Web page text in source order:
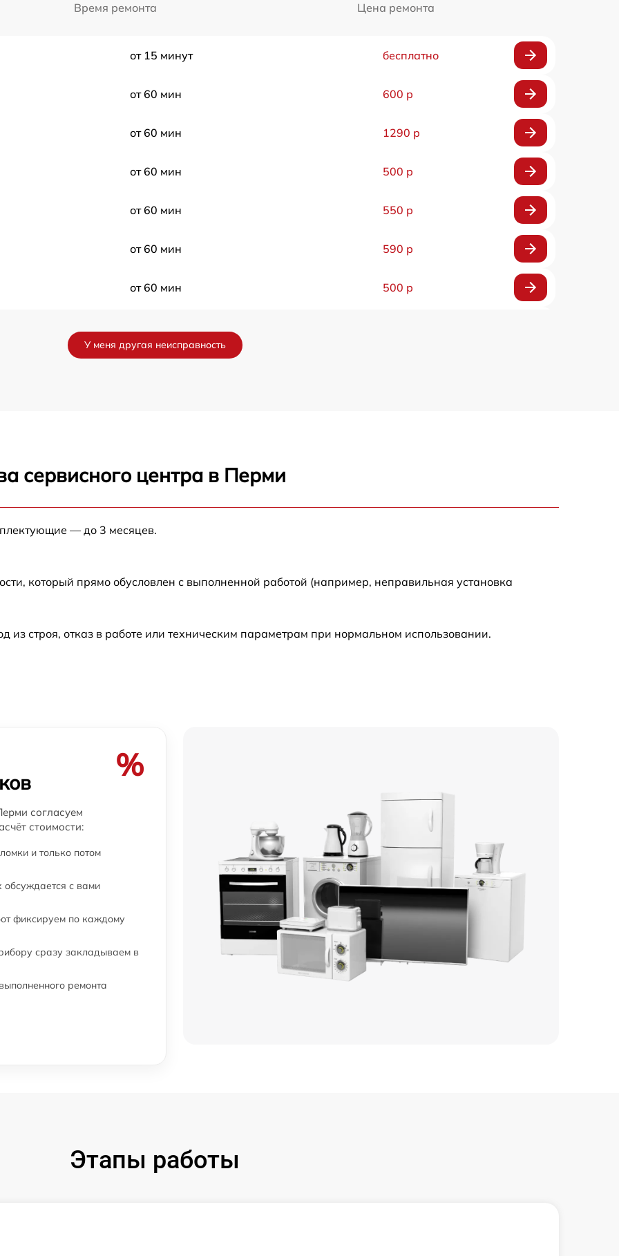
Время ремонта Цена ремонта
от 15 минут бесплатно
от 60 мин 600 р
от 60 мин 1290 р
от 60 мин 500 р
от 60 мин 550 р
от 60 мин 590 р
от 60 мин 500 р
от 60 мин
от 60 мин 890 р
от 60 мин
У меня другая неисправность
сервисного центра в Перми
— до 3 месяцев.
который прямо обусловлен с выполненной работой (например, неправильная установка
строя, отказ в работе или техническим параметрам при нормальном использовании.
%
согласуем
стоимости:
и только потом
обсуждается с вами
фиксируем по каждому
сразу закладываем в
ремонта
Этапы работы